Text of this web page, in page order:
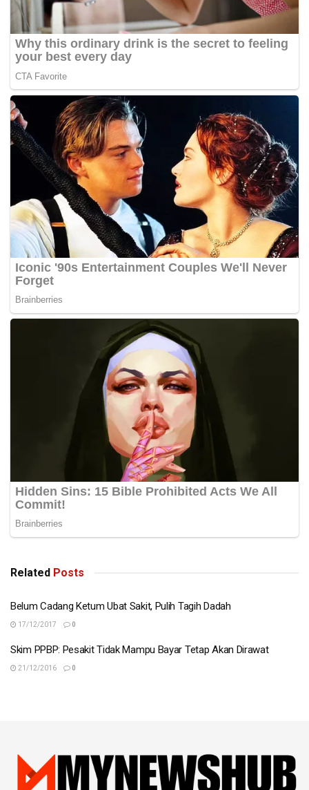
Related Posts
Belum Cadang Ketum Ubat Sakit, Pulih Tagih Dadah
17/12/2017 0
Skim PPBP: Pesakit Tidak Mampu Bayar Tetap Akan Dirawat
21/12/2016 0